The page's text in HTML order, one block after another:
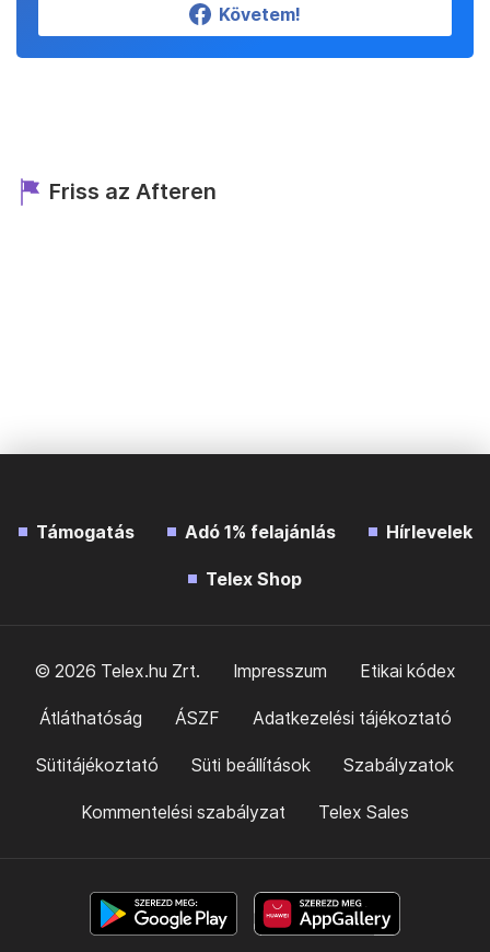
Követem!
Friss az Afteren
Támogatás Adó 1% felajánlás Hírlevelek
Telex Shop
© 2026 Telex.hu Zrt. Impresszum Etikai kódex
Átláthatóság ÁSZF Adatkezelési tájékoztató
Sütitájékoztató Süti beállítások Szabályzatok
Kommentelési szabályzat Telex Sales